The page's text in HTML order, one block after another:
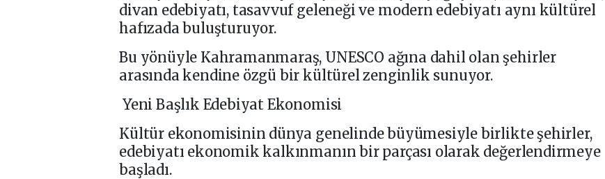
divan edebiyatı, tasavvuf geleneği ve modern edebiyatı aynı kültürel
hafızada buluşturuyor.
Bu yönüyle Kahramanmaraş, UNESCO ağına dahil olan şehirler
arasında kendine özgü bir kültürel zenginlik sunuyor.
Yeni Başlık Edebiyat Ekonomisi
Kültür ekonomisinin dünya genelinde büyümesiyle birlikte şehirler,
edebiyatı ekonomik kalkınmanın bir parçası olarak değerlendirmeye
başladı.